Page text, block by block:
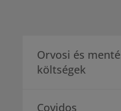
Orvosi és
költségek
Covidos